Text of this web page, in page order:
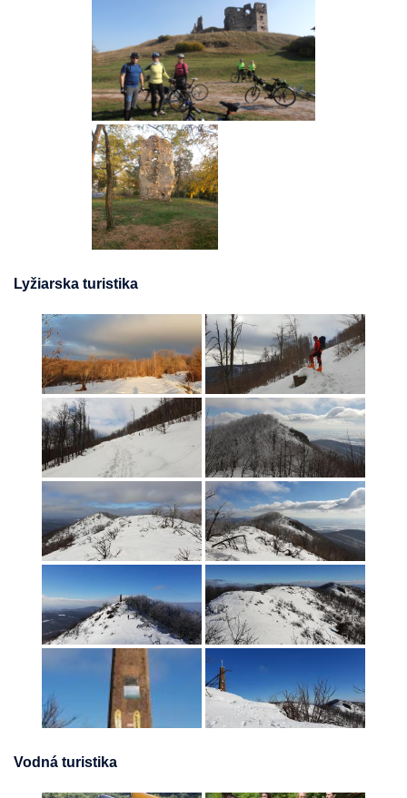
Lyžiarska turistika
Vodná turistika